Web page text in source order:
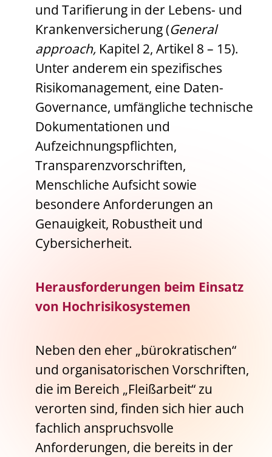
und Tarifierung in der Lebens- und
Krankenversicherung (General
approach, Kapitel 2, Artikel 8 – 15).
Unter anderem ein spezifisches
Risikomanagement, eine Daten-
Governance, umfängliche technische
Dokumentationen und
Aufzeichnungspflichten,
Transparenzvorschriften,
Menschliche Aufsicht sowie
besondere Anforderungen an
Genauigkeit, Robustheit und
Cybersicherheit.
Herausforderungen beim Einsatz
von Hochrisikosystemen
Neben den eher „bürokratischen“
und organisatorischen Vorschriften,
die im Bereich „Fleißarbeit“ zu
verorten sind, finden sich hier auch
fachlich anspruchsvolle
Anforderungen, die bereits in der